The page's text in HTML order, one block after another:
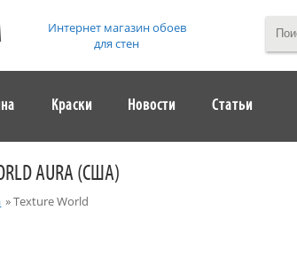
Интернет магазин обоев
для стен
Краски Новости Статьи
AURA (США)
»Texture World